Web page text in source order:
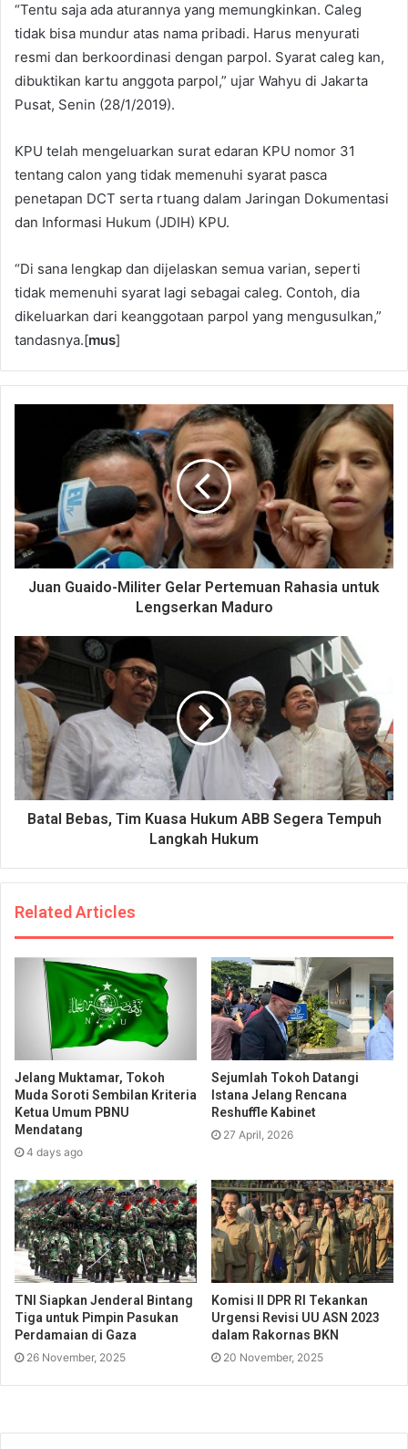
“Tentu saja ada aturannya yang memungkinkan. Caleg
tidak bisa mundur atas nama pribadi. Harus menyurati
resmi dan berkoordinasi dengan parpol. Syarat caleg kan,
dibuktikan kartu anggota parpol,” ujar Wahyu di Jakarta
Pusat, Senin (28/1/2019).
KPU telah mengeluarkan surat edaran KPU nomor 31
tentang calon yang tidak memenuhi syarat pasca
penetapan DCT serta rtuang dalam Jaringan Dokumentasi
dan Informasi Hukum (JDIH) KPU.
“Di sana lengkap dan dijelaskan semua varian, seperti
tidak memenuhi syarat lagi sebagai caleg. Contoh, dia
dikeluarkan dari keanggotaan parpol yang mengusulkan,”
tandasnya.[mus]
Juan Guaido-Militer Gelar Pertemuan Rahasia untuk
Lengserkan Maduro
Batal Bebas, Tim Kuasa Hukum ABB Segera Tempuh
Langkah Hukum
Related Articles
Jelang Muktamar, Tokoh
Muda Soroti Sembilan Kriteria
Ketua Umum PBNU
Mendatang
4 days ago
Sejumlah Tokoh Datangi
Istana Jelang Rencana
Reshuffle Kabinet
27 April, 2026
TNI Siapkan Jenderal Bintang
Tiga untuk Pimpin Pasukan
Perdamaian di Gaza
26 November, 2025
Komisi II DPR RI Tekankan
Urgensi Revisi UU ASN 2023
dalam Rakornas BKN
20 November, 2025